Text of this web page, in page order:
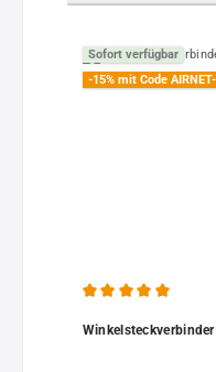
Sofort verfügbar
-15% mit Code